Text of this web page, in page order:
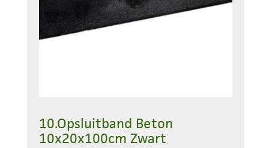
10.Opsluitband Beton
10x20x100cm Zwart